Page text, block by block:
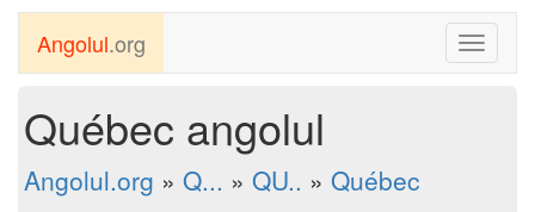
Toggle
Angolul.org
Québec angolul
Angolul.org » Q... » QU.. » Québec